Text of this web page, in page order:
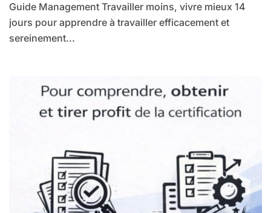
Guide Management Travailler moins, vivre mieux 14
jours pour apprendre à travailler efficacement et
sereinement...